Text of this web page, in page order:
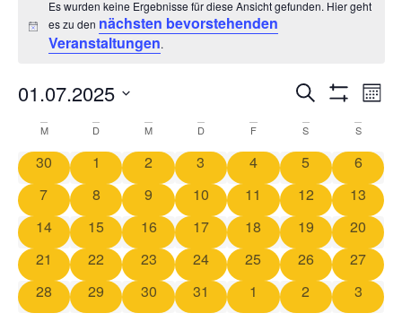
Hinweis
Es wurden keine Ergebnisse für diese Ansicht gefunden. Hier geht
es zu den nächsten bevorstehenden
Veranstaltungen.
Suche
und
SUCHE
01.07.2025
wählen.
Kalender
von
Veranstaltungen
M D M D F S S
0 Veranstaltungen
30 0 Veranstaltungen
1 0 Veranstaltungen
2 0 Veranstaltungen
3 0 Veranstaltungen
4 0
5 0
6
0 Veranstaltungen
7 0 Veranstaltungen
8 0 Veranstaltungen
9 0 Veranstaltungen
10 0 Veranstaltungen
11 0
12 0
13
0 Veranstaltungen
14 0 Veranstaltungen
15 0 Veranstaltungen
16 0 Veranstaltungen
17 0 Veranstaltungen
18 0
19 0
20
0 Veranstaltungen
21 0 Veranstaltungen
22 0 Veranstaltungen
23 0 Veranstaltungen
24 0 Veranstaltungen
25 0
26 0
27
0 Veranstaltungen
28 0 Veranstaltungen
29 0 Veranstaltungen
30 0 Veranstaltungen
31 0 Veranstaltungen
1 0
2 0
3